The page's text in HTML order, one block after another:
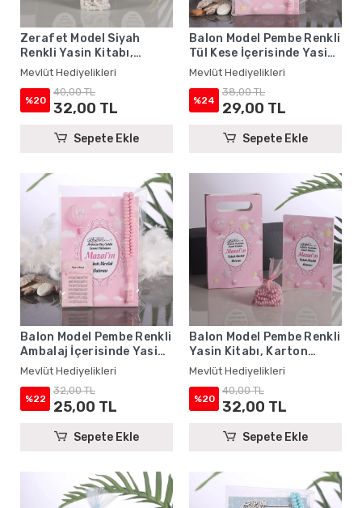
Zerafet Model Siyah
Renkli Yasin Kitabı,
Karton Çanta ve Tesbih -
Mevlüt Hediyelikleri
Mevlüt Hediyelikleri
%20
40,00 TL
32,00 TL
Sepete Ekle
Balon Model Pembe Renkli
Tül Kese İçerisinde Yasin
Kitabı ve Tesbih - Mevlüt
Hediyelikleri
Mevlüt Hediyelikleri
%24
38,00 TL
29,00 TL
Sepete Ekle
Balon Model Pembe Renkli
Ambalaj İçerisinde Yasin
Kitabı, Magnet ve Tesbih -
Mevlüt Hediyelikleri
Mevlüt Hediyelikleri
%22
32,00 TL
25,00 TL
Sepete Ekle
Balon Model Pembe Renkli
Yasin Kitabı, Karton
Çanta ve Tesbih - Mevlüt
Hediyelikleri
Mevlüt Hediyelikleri
%20
40,00 TL
32,00 TL
Sepete Ekle